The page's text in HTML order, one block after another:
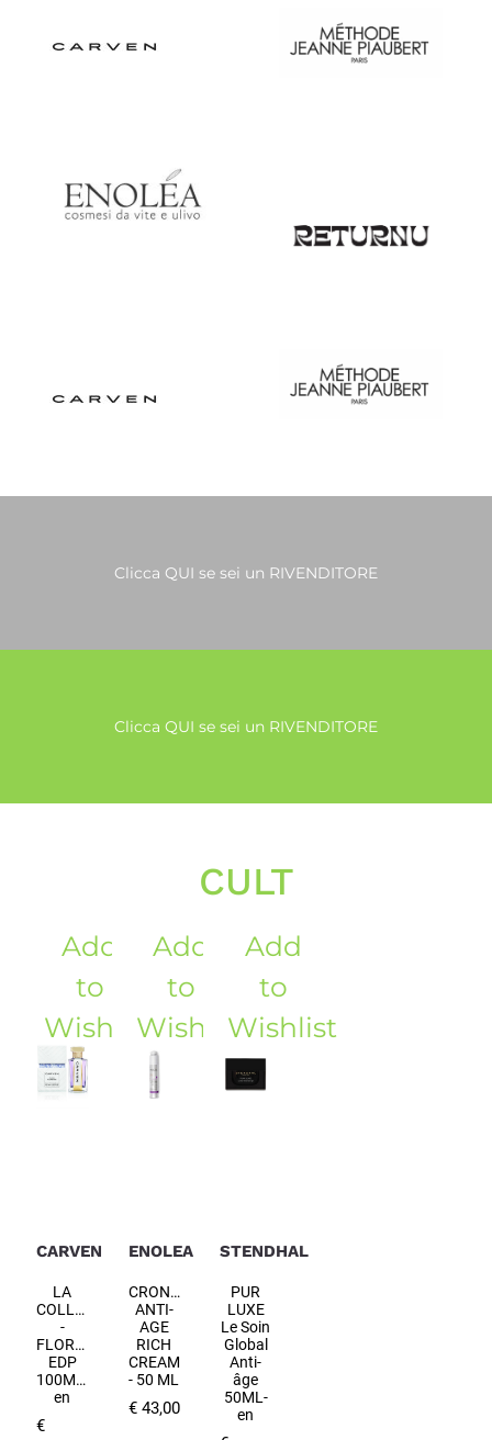
Clicca QUI se sei un RIVENDITORE
Clicca QUI se sei un RIVENDITORE
CULT
Add
to
Wishlist
CARVEN
LA
COLLECTION
-
FLORENCE
EDP
100ML-
en
€
Add
to
Wishlist
ENOLEA
CRONO
ANTI-
AGE
RICH
CREAM
- 50 ML
€ 43,00
Add
to
Wishlist
STENDHAL
PUR
LUXE
Le Soin
Global
Anti-
âge
50ML-
en